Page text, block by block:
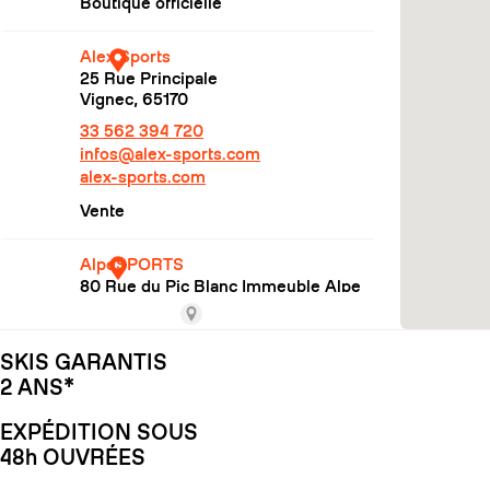
SKIS GARANTIS
2 ANS*
EXPÉDITION SOUS
48h OUVRÉES